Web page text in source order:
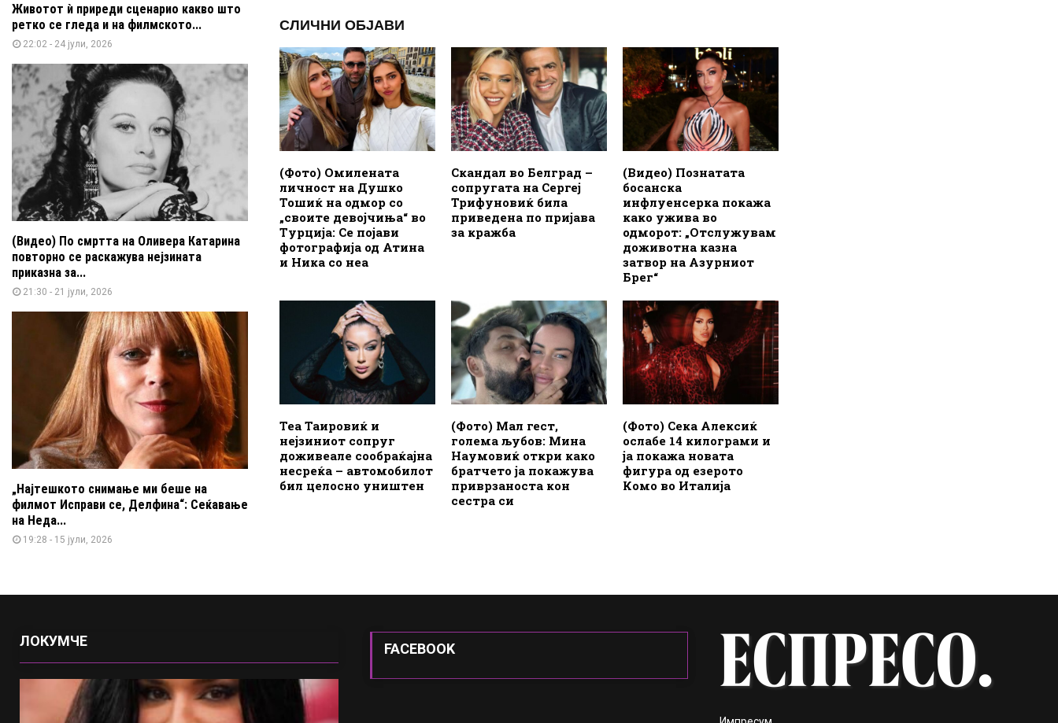
СЛИЧНИ ОБЈАВИ
(Фото) Омилената
личност на Душко
Тошиќ на одмор со
„своите девојчиња“ во
Турција: Се појави
фотографија од Атина
и Ника со неа
Скандал во Белград –
сопругата на Сергеј
Трифуновиќ била
приведена по пријава
за кражба
(Видео) Познатата
босанска
инфлуенсерка покажа
како ужива во
одморот: „Отслужувам
доживотна казна
затвор на Азурниот
Брег“
Теа Таировиќ и
нејзиниот сопруг
доживеале сообраќајна
несреќа – автомобилот
бил целосно уништен
(Фото) Мал гест,
голема љубов: Мина
Наумовиќ откри како
братчето ја покажува
приврзаноста кон
сестра си
(Фото) Сека Алексиќ
ослабе 14 килограми и
ја покажа новата
фигура од езерото
Комо во Италија
Животот ѝ приреди сценарио какво што
ретко се гледа и на филмското...
22:02 - 24 јули, 2026
(Видео) По смртта на Оливера Катарина
повторно се раскажува нејзината
приказна за...
21:30 - 21 јули, 2026
„Најтешкото снимање ми беше на
филмот Исправи се, Делфина“: Сеќавање
на Неда...
19:28 - 15 јули, 2026
ЛОКУМЧЕ FACEBOOK